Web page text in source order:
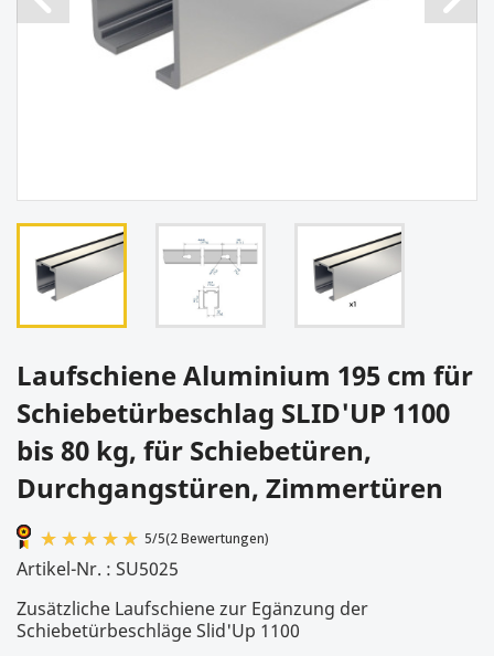
Laufschiene Aluminium 195 cm für
Schiebetürbeschlag SLID'UP 1100
bis 80 kg, für Schiebetüren,
Durchgangstüren, Zimmertüren
Artikel-Nr. : SU5025
Zusätzliche Laufschiene zur Egänzung der
Schiebetürbeschläge Slid'Up 1100